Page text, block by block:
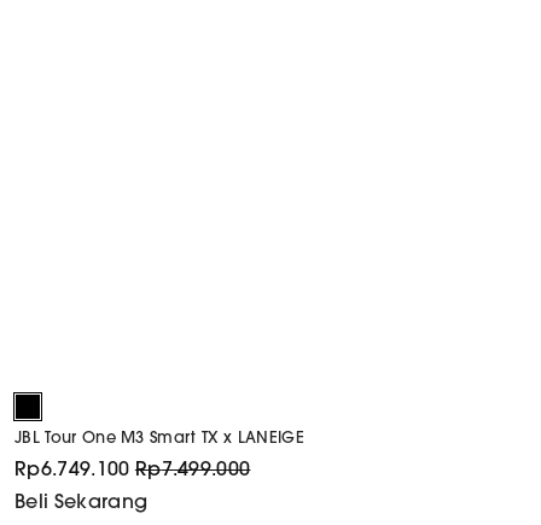
JBL Tour One M3 Smart TX x LANEIGE
Rp6.749.100 Rp7.499.000
Beli Sekarang